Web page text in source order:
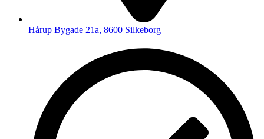
Hårup Bygade 21a, 8600 Silkeborg